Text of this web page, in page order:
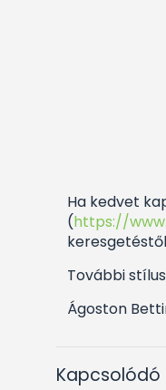
Ha kedvet
(https://
További
Ágoston
Kapcsolódó